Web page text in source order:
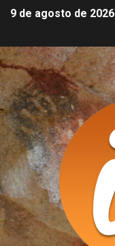
9 de agosto de 2026